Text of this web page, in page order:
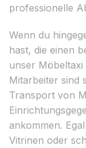
professionelle
Wenn du
hast, die einen
unser Möbeltaxi
Mitarbeiter sind
Transport von
ankommen.
Vitrinen oder